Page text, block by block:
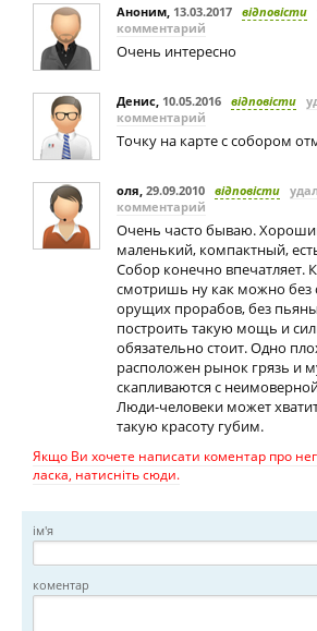
Аноним, 13.03.2017 відповісти
комментарий
Очень интересно
Денис, 10.05.2016 відповісти
комментарий
Точку на карте с собором
оля, 29.09.2010 відповісти
комментарий
Очень часто бываю.
маленький, компактный,
Собор конечно впечатляет.
смотришь ну как можно без
орущих прорабов, без
построить такую мощь и
обязательно стоит. Одно
расположен рынок грязь и
скапливаются с
Люди-человеки может
такую красоту губим.
Якщо Ви хочете написати коментар про
ласка, натисніть сюди.
ім'я
коментар